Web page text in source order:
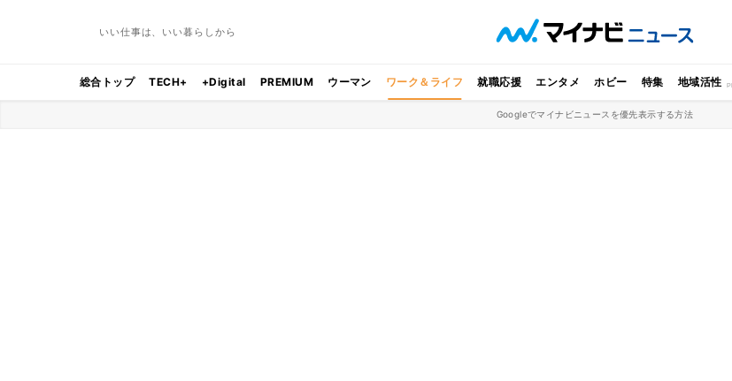
いい仕事は、いい暮らしから
総合トップ TECH+ +Digital PREMIUM ウーマン ワーク＆ライフ 就職応援 エンタメ ホビー 特集 地域活性
Googleでマイナビニュースを優先表示する方法